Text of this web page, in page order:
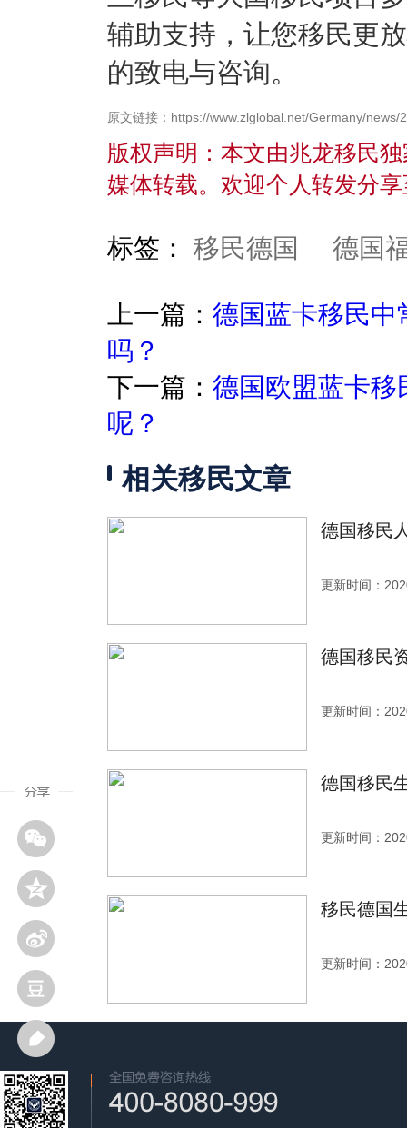
辅助支持，让您移民更
的致电与咨询。
原文链接：https://www.zlglobal.net/Germany/news/
版权声明：本文由兆龙移民
媒体转载。欢迎个人转发分
标签： 移民德国 德国
上一篇： 德国蓝卡移民中
吗？
下一篇： 德国欧盟蓝卡移
呢？
相关移民文章
德国移民
更新时间：
德国移民
更新时间：
德国移民
更新时间：
移民德国
更新时间：